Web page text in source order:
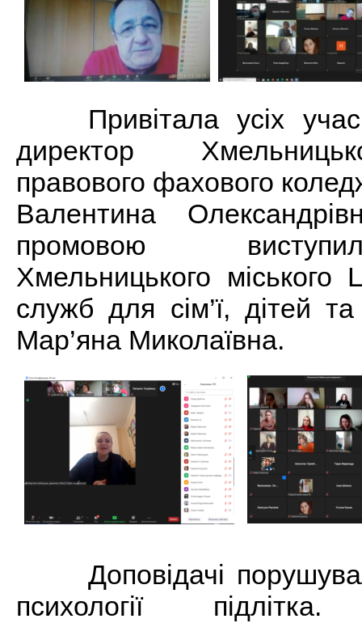
Привітала усіх
директор
правового фахового
Валентина
промовою
Хмельницького міського
служб для сім’ї, дітей
Мар’яна Миколаївна.
Доповідачі
психології